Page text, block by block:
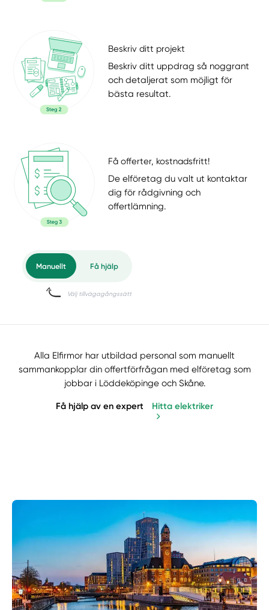
Beskriv ditt projekt
Beskriv ditt uppdrag så noggrant
och detaljerat som möjligt för
bästa resultat.
Få offerter, kostnadsfritt!
De elföretag du valt ut kontaktar
dig för rådgivning och
offertlämning.
Manuellt Få hjälp
Välj tillvägagångssätt
Alla Elfirmor har utbildad personal som manuellt
sammankopplar din offertförfrågan med elföretag som
jobbar i Löddeköpinge och Skåne.
Få hjälp av en expert Hitta elektriker